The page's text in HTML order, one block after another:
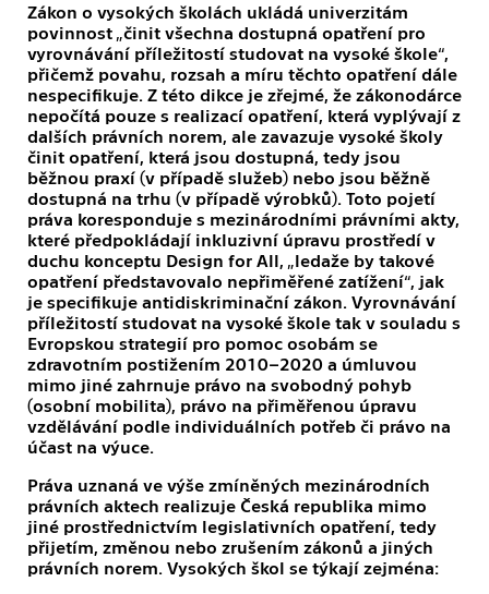
Zákon o vysokých školách ukládá univerzitám
povinnost „činit všechna dostupná opatření pro
vyrovnávání příležitostí studovat na vysoké škole“,
přičemž povahu, rozsah a míru těchto opatření dále
nespecifikuje. Z této dikce je zřejmé, že zákonodárce
nepočítá pouze s realizací opatření, která vyplývají z
dalších právních norem, ale zavazuje vysoké školy
činit opatření, která jsou dostupná, tedy jsou
běžnou praxí (v případě služeb) nebo jsou běžně
dostupná na trhu (v případě výrobků). Toto pojetí
práva koresponduje s mezinárodními právními akty,
které předpokládají inkluzivní úpravu prostředí v
duchu konceptu Design for All, „ledaže by takové
opatření představovalo nepřiměřené zatížení“, jak
je specifikuje antidiskriminační zákon. Vyrovnávání
příležitostí studovat na vysoké škole tak v souladu s
Evropskou strategií pro pomoc osobám se
zdravotním postižením 2010–2020 a úmluvou
mimo jiné zahrnuje právo na svobodný pohyb
(osobní mobilita), právo na přiměřenou úpravu
vzdělávání podle individuálních potřeb či právo na
účast na výuce.
Práva uznaná ve výše zmíněných mezinárodních
právních aktech realizuje Česká republika mimo
jiné prostřednictvím legislativních opatření, tedy
přijetím, změnou nebo zrušením zákonů a jiných
právních norem. Vysokých škol se týkají zejména: